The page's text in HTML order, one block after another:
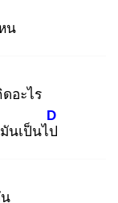
น
อะไร
นเป็นไป
D